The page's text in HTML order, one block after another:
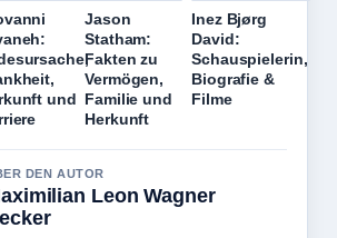
und
Jason
Statham:
Fakten zu
Vermögen,
Familie und
Herkunft
Inez Bjørg
David:
Schauspielerin,
Biografie &
Filme
DEN AUTOR
Leon Wagner